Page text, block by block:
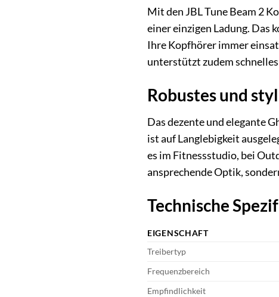
Mit den JBL Tune Beam 2
einer einzigen Ladung. Das
Ihre Kopfhörer immer
unterstützt zudem
Robustes und
Das dezente und elegante
ist auf Langlebigkeit
es im Fitnessstudio, bei
ansprechende Optik,
Technische
EIGENSCHAFT
Treibertyp
Frequenzbereich
Empfindlichkeit